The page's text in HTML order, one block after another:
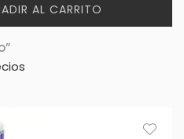
AL CARRITO